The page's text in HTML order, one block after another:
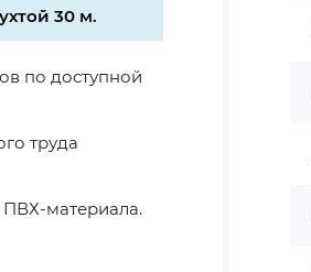
30 м.
по доступной
труда
ПВХ-материала.